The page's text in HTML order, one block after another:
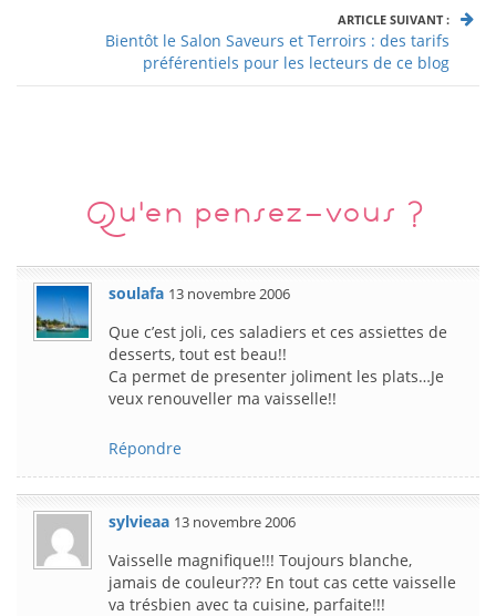
ARTICLE SUIVANT :
Bientôt le Salon Saveurs et Terroirs : des tarifs
préférentiels pour les lecteurs de ce blog
Qu'en pensez-vous ?
soulafa 13 novembre 2006
Que c’est joli, ces saladiers et ces assiettes de
desserts, tout est beau!!
Ca permet de presenter joliment les plats…Je
veux renouveller ma vaisselle!!
Répondre
sylvieaa 13 novembre 2006
Vaisselle magnifique!!! Toujours blanche,
jamais de couleur??? En tout cas cette vaisselle
va trésbien avec ta cuisine, parfaite!!!